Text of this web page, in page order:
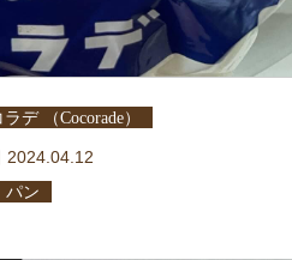
ラデ （Cocorade）
2024.04.12
パン